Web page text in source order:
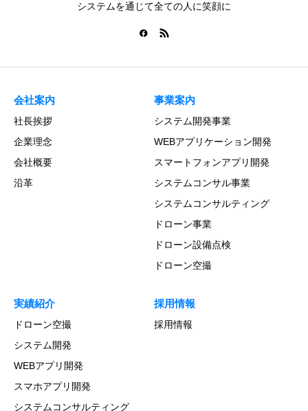
システムを通じて全ての人に笑顔に
会社案内
社長挨拶
企業理念
会社概要
沿革
事業案内
システム開発事業
WEBアプリケーション開発
スマートフォンアプリ開発
システムコンサル事業
システムコンサルティング
ドローン事業
ドローン設備点検
ドローン空撮
実績紹介
ドローン空撮
システム開発
WEBアプリ開発
スマホアプリ開発
システムコンサルティング
採用情報
採用情報